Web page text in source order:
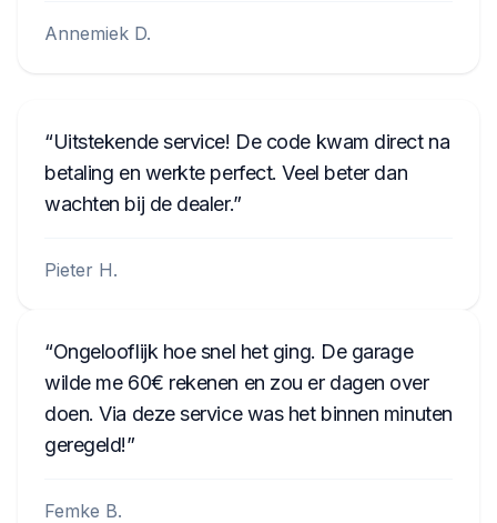
Annemiek D.
Uitstekende service! De code kwam direct na
betaling en werkte perfect. Veel beter dan
wachten bij de dealer.
Pieter H.
Ongelooflijk hoe snel het ging. De garage
wilde me 60€ rekenen en zou er dagen over
doen. Via deze service was het binnen minuten
geregeld!
Femke B.